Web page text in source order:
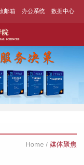
邮箱 办公系统 数据中心
Home / 媒体聚焦